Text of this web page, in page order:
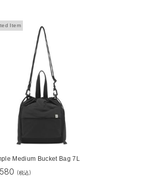
Item
Medium Bucket Bag 7L
(税込)